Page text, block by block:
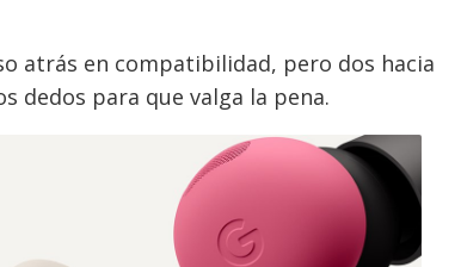
atrás en compatibilidad, pero dos hacia
dedos para que valga la pena.